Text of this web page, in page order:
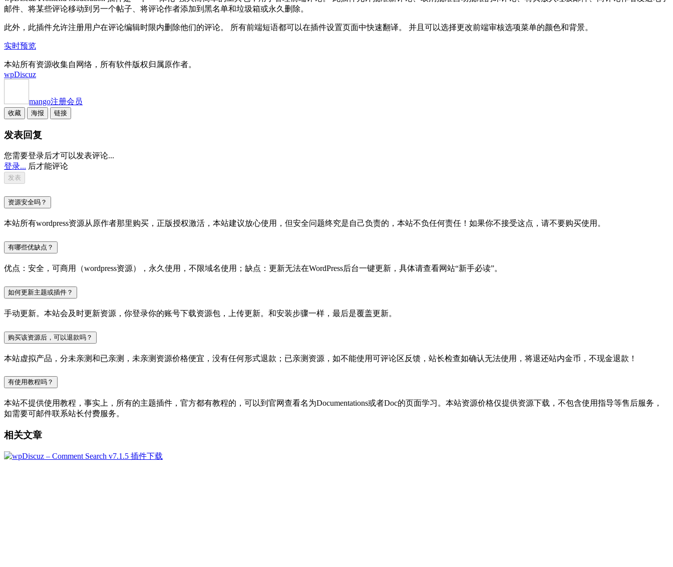
邮件、将某些评论移动到另一个帖子、将评论作者添加到黑名单和垃圾箱或永久删除。
此外，此插件允许注册用户在评论编辑时限内删除他们的评论。 所有前端短语都可以在插件设置页面中快速翻译。 并且可以选择更改前端审核选项菜单的颜色和背景。
实时预览
本站所有资源收集自网络，所有软件版权归属原作者。
wpDiscuz
mango注册会员
收藏 海报 链接
发表回复
您需要登录后才可以发表评论...
登录... 后才能评论
资源安全吗？
本站所有wordpress资源从原作者那里购买，正版授权激活，本站建议放心使用，但安全问题终究是自己负责的，本站不负任何责任！如果你不接受这点，请不要购买使用。
有哪些优缺点？
优点：安全，可商用（wordpress资源），永久使用，不限域名使用；缺点：更新无法在WordPress后台一键更新，具体请查看网站“新手必读”。
如何更新主题或插件？
手动更新。本站会及时更新资源，你登录你的账号下载资源包，上传更新。和安装步骤一样，最后是覆盖更新。
购买该资源后，可以退款吗？
本站虚拟产品，分未亲测和已亲测，未亲测资源价格便宜，没有任何形式退款；已亲测资源，如不能使用可评论区反馈，站长检查如确认无法使用，将退还站内金币，不现金退款！
有使用教程吗？
本站不提供使用教程，事实上，所有的主题插件，官方都有教程的，可以到官网查看名为Documentations或者Doc的页面学习。本站资源价格仅提供资源下载，不包含使用指导等售后服务，
如需要可邮件联系站长付费服务。
相关文章